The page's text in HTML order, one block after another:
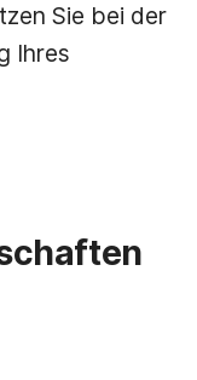
Sie bei der
Ihres